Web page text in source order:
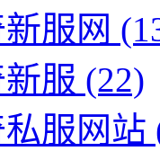
服网
服 (22)
服网站